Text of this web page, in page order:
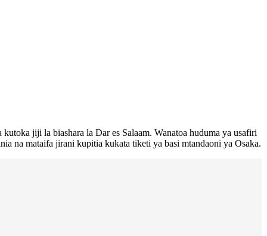
jiji la biashara la Dar es Salaam. Wanatoa huduma ya usafiri
na mataifa jirani kupitia kukata tiketi ya basi mtandaoni ya Osaka.